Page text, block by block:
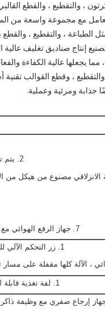
، والتقطيع ، والقطع
مع مجموعة واسعة من
الطباعة ، والتقطيع ،
إنتاج صناديق تغليف عالية
يجعلها عالية الكفاءة
، وقطع القوالب تقنية
جذابة ومرئية وعملية.
2. يتم تعديل كل من البطانة الخلفية والجانبية الجانبية.
7. جهاز الرفع الهوائي مع مفتاح قفل السلسلة الطرفي للتشغيل المريح.
1. زر التحكم الآلي للفتح / الإغلاق مع جهاز الإنذار لحماية المشغلين.
1. لفة تغذية قابلة للتحمل مغلفة بالمطاط لإضافة عمر الاستخدام.
جهاز إرجاع صفري مع وظيفة